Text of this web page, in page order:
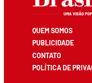
QUEM SOMOS
PUBLICIDADE
CONTATO
POLÍTICA DE